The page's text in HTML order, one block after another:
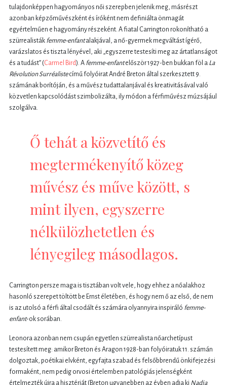
tulajdonképpen hagyományos női szerepben jelenik meg, másrészt
azonban képzőművészként és íróként nem definiálta önmagát
egyértelműen e hagyomány részeként. A fiatal Carrington rokonítható a
szürrealisták femme-enfantalakjával, a nő-gyermek megváltást ígérő,
varázslatos és tiszta lényével, aki „egyszerre testesíti meg az ártatlanságot
és a tudást” (Carmel Bird). A femme-enfantelőször 1927-ben bukkan föl a La
Révolution Surréalistecímű folyóirat André Breton által szerkesztett 9.
számának borítóján, és a művész tudattalanjával és kreativitásával való
közvetlen kapcsolódást szimbolizálta, ily módon a férfiművész múzsájául
szolgálva.
Ő tehát a közvetítő és
megtermékenyítő közeg
művész és műve között, s
mint ilyen, egyszerre
nélkülözhetetlen és
lényegileg másodlagos.
Carrington persze maga is tisztában volt vele, hogy ehhez a nőalakhoz
hasonló szerepet töltött be Ernst életében, és hogy nem ő az első, de nem
is az utolsó a férfi által csodált és számára olyannyira inspiráló femme-
enfant-ok sorában.
Leonora azonban nem csupán egyetlen szürrealista nőarchetípust
testesített meg: amikor Breton és Aragon 1928-ban folyóiratuk 11. számán
dolgoztak, poétikai elvként, egyfajta szabad és felsőbbrendű önkifejezési
formaként, nem pedig orvosi értelemben patológiás jelenségként
értelmezték újra a hisztériát (Breton ugyanebben az évben adja ki Nadja